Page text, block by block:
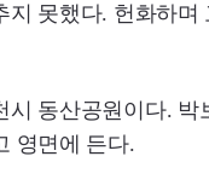
지 못했다. 헌화하며
시 동산공원이다. 박
영면에 든다.